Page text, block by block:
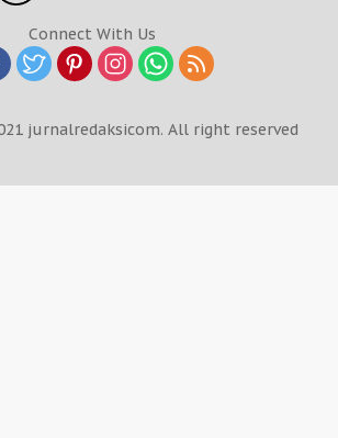
Connect With Us
jurnalredaksicom. All right reserved